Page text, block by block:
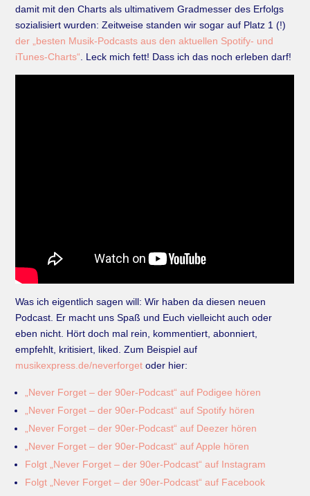
damit mit den Charts als ultimativem Gradmesser des Erfolgs
sozialisiert wurden: Zeitweise standen wir sogar auf Platz 1 (!)
der „besten Musik-Podcasts aus den aktuellen Spotify- und
iTunes-Charts“ . Leck mich fett! Dass ich das noch erleben darf!
Was ich eigentlich sagen will: Wir haben da diesen neuen
Podcast. Er macht uns Spaß und Euch vielleicht auch oder
eben nicht. Hört doch mal rein, kommentiert, abonniert,
empfehlt, kritisiert, liked. Zum Beispiel auf
musikexpress.de/neverforget oder hier:
„Never Forget – der 90er-Podcast“ auf Podigee hören
„Never Forget – der 90er-Podcast“ auf Spotify hören
„Never Forget – der 90er-Podcast“ auf Deezer hören
„Never Forget – der 90er-Podcast“ auf Apple hören
Folgt „Never Forget – der 90er-Podcast“ auf Instagram
Folgt „Never Forget – der 90er-Podcast“ auf Facebook